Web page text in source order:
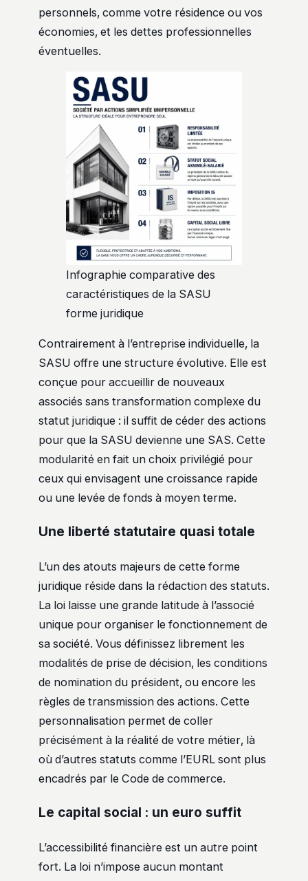
personnels, comme votre résidence ou vos
économies, et les dettes professionnelles
éventuelles.
Infographie comparative des
caractéristiques de la SASU
forme juridique
Contrairement à l’entreprise individuelle, la
SASU offre une structure évolutive. Elle est
conçue pour accueillir de nouveaux
associés sans transformation complexe du
statut juridique : il suffit de céder des actions
pour que la SASU devienne une SAS. Cette
modularité en fait un choix privilégié pour
ceux qui envisagent une croissance rapide
ou une levée de fonds à moyen terme.
Une liberté statutaire quasi totale
L’un des atouts majeurs de cette forme
juridique réside dans la rédaction des statuts.
La loi laisse une grande latitude à l’associé
unique pour organiser le fonctionnement de
sa société. Vous définissez librement les
modalités de prise de décision, les conditions
de nomination du président, ou encore les
règles de transmission des actions. Cette
personnalisation permet de coller
précisément à la réalité de votre métier, là
où d’autres statuts comme l’EURL sont plus
encadrés par le Code de commerce.
Le capital social : un euro suffit
L’accessibilité financière est un autre point
fort. La loi n’impose aucun montant